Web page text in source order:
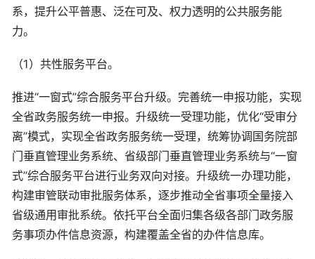
系，提升公平普惠、泛在可及、权力透明的公共服务能
力。
（1）共性服务平台。
推进“一窗式”综合服务平台升级。完善统一申报功能，实现
全省政务服务统一申报。升级统一受理功能，优化“受审分
离”模式，实现全省政务服务统一受理，统筹协调国务院部
门垂直管理业务系统、省级部门垂直管理业务系统与“一窗
式”综合服务平台进行业务双向对接。升级统一办理功能，
构建审管联动审批服务体系，逐步推动全省事项全量接入
省级通用审批系统。依托平台全面归集各级各部门政务服
务事项办件信息资源，构建覆盖全省的办件信息库。